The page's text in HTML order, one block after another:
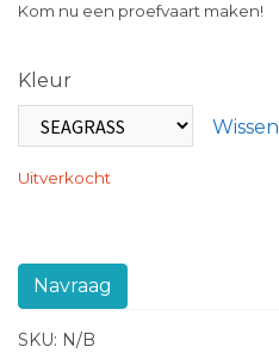
Kom nu een proefvaart maken!
Kleur
Wissen
Uitverkocht
Navraag
SKU: N/B